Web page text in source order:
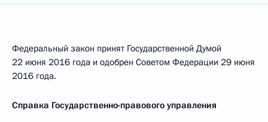
Федеральный закон принят Государственной Думой
22 июня 2016 года и одобрен Советом Федерации 29 июня
2016 года.
Справка Государственно-правового управления